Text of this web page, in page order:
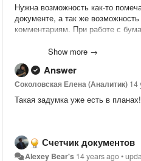
Нужна возможность как-то
документе, а так же
комментариям. При работе с
иметь какой-то инструмент.
Show more →
Answer
Соколовская Елена (Аналитик) 14
Такая задумка уже есть в планах!
Счетчик документов
Alexey Bear's 14 years ago•